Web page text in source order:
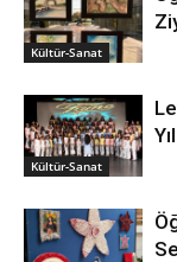
Kültür-Sanat
Kültür-Sanat